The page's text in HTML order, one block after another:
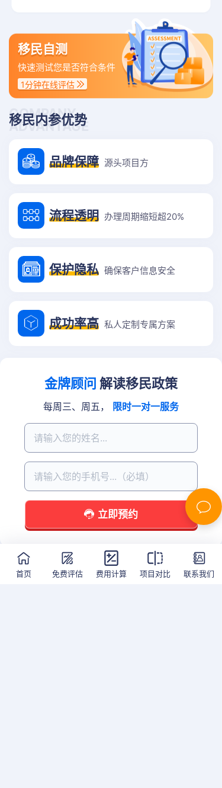
移民自测
快速测试您是否符合条件
1分钟在线评估
COMPANY
ADVANTAGE
移民内参优势
品牌保障 源头项目方
流程透明 办理周期缩短超20%
保护隐私 确保客户信息安全
成功率高 私人定制专属方案
金牌顾问 解读移民政策
每周三、周五， 限时一对一服务
立即预约
FULL
SERVICE
全程服务
首页 免费评估 费用计算 项目对比 联系我们